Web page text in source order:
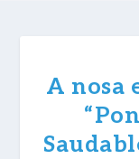
A nosa